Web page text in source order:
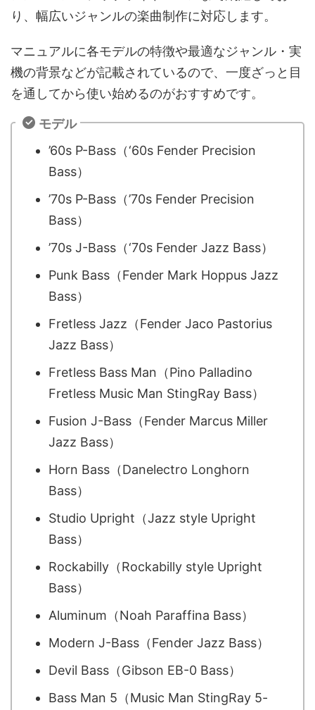
り、幅広いジャンルの楽曲制作に対応します。
マニュアルに各モデルの特徴や最適なジャンル・実
機の背景などが記載されているので、一度ざっと目
を通してから使い始めるのがおすすめです。
モデル
’60s P-Bass（‘60s Fender Precision
Bass）
’70s P-Bass（’70s Fender Precision
Bass）
’70s J-Bass（‘70s Fender Jazz Bass）
Punk Bass（Fender Mark Hoppus Jazz
Bass）
Fretless Jazz（Fender Jaco Pastorius
Jazz Bass）
Fretless Bass Man（Pino Palladino
Fretless Music Man StingRay Bass）
Fusion J-Bass（Fender Marcus Miller
Jazz Bass）
Horn Bass（Danelectro Longhorn
Bass）
Studio Upright（Jazz style Upright
Bass）
Rockabilly（Rockabilly style Upright
Bass）
Aluminum（Noah Paraffina Bass）
Modern J-Bass（Fender Jazz Bass）
Devil Bass（Gibson EB-0 Bass）
Bass Man 5（Music Man StingRay 5-